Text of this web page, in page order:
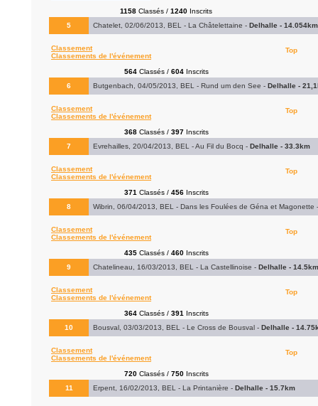
1158 Classés / 1240 Inscrits
5 Chatelet, 02/06/2013, BEL - La Châtelettaine - Delhalle - 14.054km
Classement
Classements de l'événement
564Classés / 604Inscrits
Top
6 Butgenbach, 04/05/2013, BEL - Rund um den See - Delhalle -
Classement
Classements de l'événement
368Classés / 397Inscrits
Top
7 Evrehailles, 20/04/2013, BEL - Au Fil du Bocq - Delhalle - 33.3km
Classement
Classements de l'événement
371 Classés / 456Inscrits
Top
8 Wibrin, 06/04/2013, BEL - Dans les Foulées de Géna et Magonette
Classement
Classements de l'événement
435Classés / 460Inscrits
Top
9 Chatelineau, 16/03/2013, BEL - La Castellinoise - Delhalle - 14.5km
Classement
Classements de l'événement
364Classés / 391 Inscrits
Top
10 Bousval, 03/03/2013, BEL - Le Cross de Bousval - Delhalle -
Classement
Classements de l'événement
720Classés / 750Inscrits
Top
11 Erpent, 16/02/2013, BEL - La Printanière - Delhalle - 15.7km